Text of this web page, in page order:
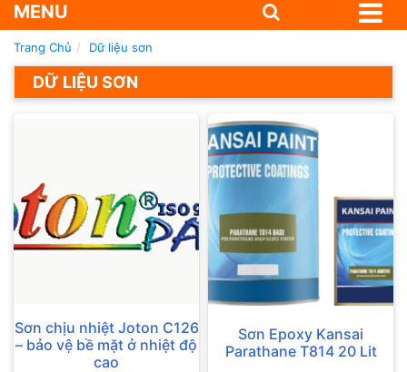
MENU
Trang Chủ Dữ liệu sơn
DỮ LIỆU SƠN
Sơn chịu nhiệt Joton C126
– bảo vệ bề mặt ở nhiệt độ
cao
Sơn Epoxy Kansai
Parathane T814 20 Lit